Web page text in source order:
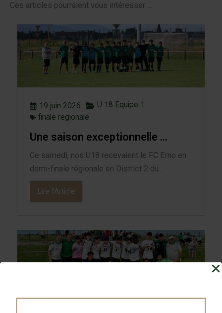
Ces articles pourraient vous intéresser …
19 juin 2026
U 18 Equipe 1
finale regionale
Une saison exceptionnelle …
Ce samedi, nos U18 recevaient le FC Erno en
demi-finale régionale en District 2 du...
Lire l'Article